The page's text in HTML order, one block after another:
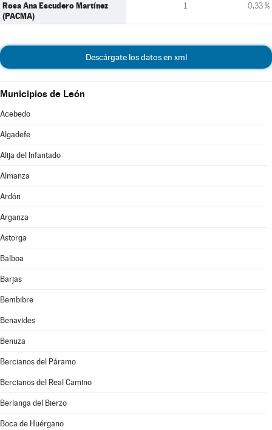
Rosa Ana Escudero Martínez
(PACMA)
1 0,33 %
Descárgate los datos en xml
Municipios de León
Acebedo
Algadefe
Alija del Infantado
Almanza
Ardón
Arganza
Astorga
Balboa
Barjas
Bembibre
Benavides
Benuza
Bercianos del Páramo
Bercianos del Real Camino
Berlanga del Bierzo
Boca de Huérgano